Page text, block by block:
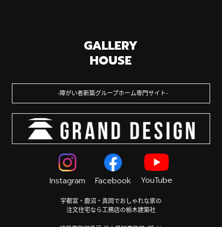
GALLERY
HOUSE
障がい者新築グループホーム専門サイト
Instagram Facebook YouTube
宇都宮・鹿沼・真岡でおしゃれな家の
注文住宅なら工務店の栃木建築社